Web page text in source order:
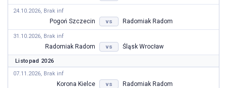
24.10.2026, Brak inf
Pogoń Szczecin vs Radomiak Radom
31.10.2026, Brak inf
Radomiak Radom vs Śląsk Wrocław
Listopad 2026
07.11.2026, Brak inf
Korona Kielce vs Radomiak Radom